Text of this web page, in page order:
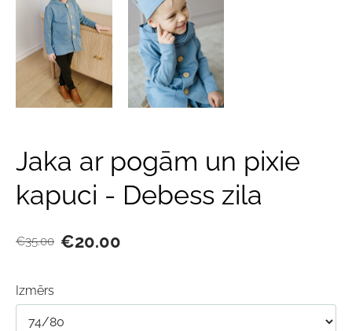
Jaka ar pogām un pixie
kapuci - Debess zila
€35.00 €20.00
Izmērs